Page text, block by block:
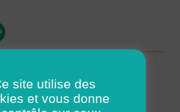
GANGES (H/F)
site utilise des
et vous donne